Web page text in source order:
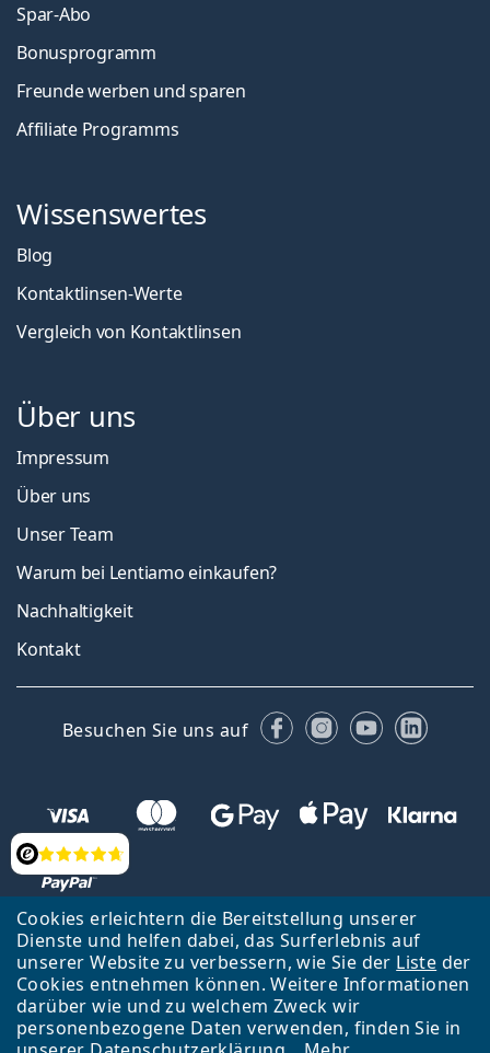
Cookies erleichtern die Bereitstellung unserer
Dienste und helfen dabei, das Surferlebnis auf
unserer Website zu verbessern, wie Sie der Liste der
Cookies entnehmen können. Weitere Informationen
darüber wie und zu welchem Zweck wir
personenbezogene Daten verwenden, finden Sie in
Bewertung
Spar-Abo
Bonusprogramm
Freunde werben und sparen
Affiliate Programms
Wissenswertes
Blog
Kontaktlinsen-Werte
Vergleich von Kontaktlinsen
Über uns
Impressum
Über uns
Unser Team
Warum bei Lentiamo einkaufen?
Nachhaltigkeit
Kontakt
Besuchen Sie uns auf FacebookInstagram
YouTube
Zurück zur Hauptseite Nach oben
Français
Lentiamo s.r.o., Tschechien ist Eigentümer und Betreiber des Online-
Shops Lentiamo.ch
Seit 18 Jahren sind wir für Sie da.